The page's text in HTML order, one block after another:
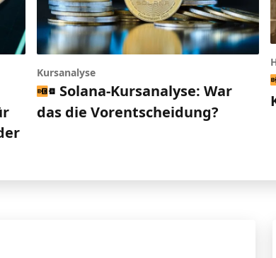
Kursanalyse
Solana-Kursanalyse: War
das die Vorentscheidung?